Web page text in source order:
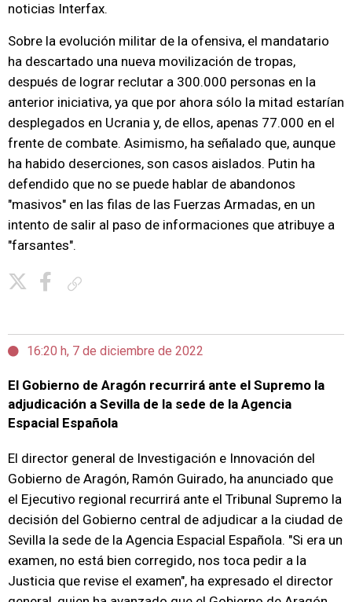
noticias Interfax.
Sobre la evolución militar de la ofensiva, el mandatario
ha descartado una nueva movilización de tropas,
después de lograr reclutar a 300.000 personas en la
anterior iniciativa, ya que por ahora sólo la mitad estarían
desplegados en Ucrania y, de ellos, apenas 77.000 en el
frente de combate. Asimismo, ha señalado que, aunque
ha habido deserciones, son casos aislados. Putin ha
defendido que no se puede hablar de abandonos
"masivos" en las filas de las Fuerzas Armadas, en un
intento de salir al paso de informaciones que atribuye a
"farsantes".
16:20 h, 7 de diciembre de 2022
El Gobierno de Aragón recurrirá ante el Supremo la
adjudicación a Sevilla de la sede de la Agencia
Espacial Española
El director general de Investigación e Innovación del
Gobierno de Aragón, Ramón Guirado, ha anunciado que
el Ejecutivo regional recurrirá ante el Tribunal Supremo la
decisión del Gobierno central de adjudicar a la ciudad de
Sevilla la sede de la Agencia Espacial Española. "Si era un
examen, no está bien corregido, nos toca pedir a la
Justicia que revise el examen", ha expresado el director